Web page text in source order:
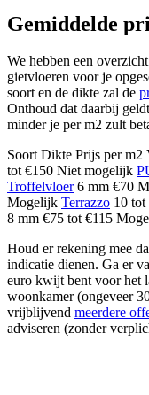
Gemiddelde
We hebben een
gietvloeren voor je
soort en de dikte zal de
Onthoud dat daarbij
minder je per m2 zult
Soort Dikte Prijs per m2
tot €150 Niet mogelijk
Troffelvloer6 mm €70
Mogelijk Terrazzo 10
8 mm €75 tot €115
Houd er rekening mee
indicatie dienen. Ga er
euro kwijt bent voor het
woonkamer (ongeveer
vrijblijvend meerdere
adviseren (zonder